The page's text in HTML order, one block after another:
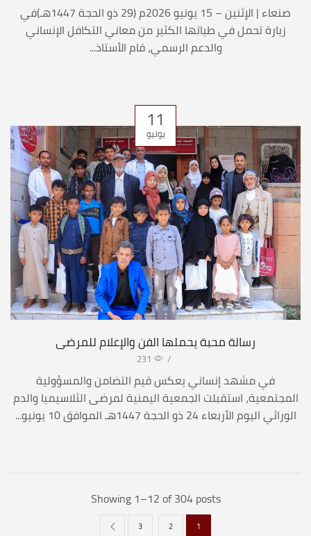
صنعاء | الإثنين – 15 يونيو 2026م (29 ذو الحجة 1447هـ)​في
زيارة تحمل في طياتها الكثير من معاني التكافل الإنساني
والدعم الرسمي، قام الأستاذ...
11
يونيو
رسالة محبة يحملها الفن والإعلام للمرضى
/
231
في مشهد إنساني يعكس قيم التضامن والمسؤولية
المجتمعية، استقبلت الجمعية اليمنية لمرضى الثلاسيميا والدم
الوراثي اليوم الأربعاء 24 ذو الحجة 1447هـ الموافق 10 يونيو...
Showing 1–12 of 304 posts
1
2
3